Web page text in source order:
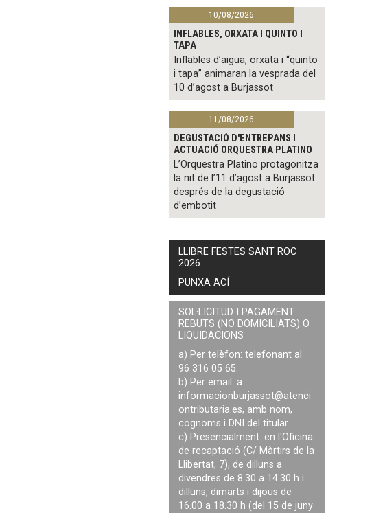
10/08/2026
INFLABLES, ORXATA I QUINTO I
TAPA
Inflables d’aigua, orxata i “quinto
i tapa” animaran la vesprada del
10 d’agost a Burjassot
11/08/2026
DEGUSTACIÓ D'ENTREPANS I
ACTUACIÓ ORQUESTRA PLATINO
L’Orquestra Platino protagonitza
la nit de l’11 d’agost a Burjassot
després de la degustació
d’embotit
LLIBRE FESTES SANT ROC
2026
PUNXA ACÍ
SOL·LICITUD I PAGAMENT
REBUTS (NO DOMICILIATS) O
LIQUIDACIONS
a) Per telèfon: telefonant al
96 316 05 65.
b) Per email: a
informacionburjassot@atenci
ontributaria.es, amb nom,
cognoms i DNI del titular.
c) Presencialment: en l'Oficina
de recaptació (C/ Màrtirs de la
Llibertat, 7), de dilluns a
divendres de 8.30 a 14.30 h i
dilluns, dimarts i dijous de
16.00 a 18.30 h (del 15 de juny